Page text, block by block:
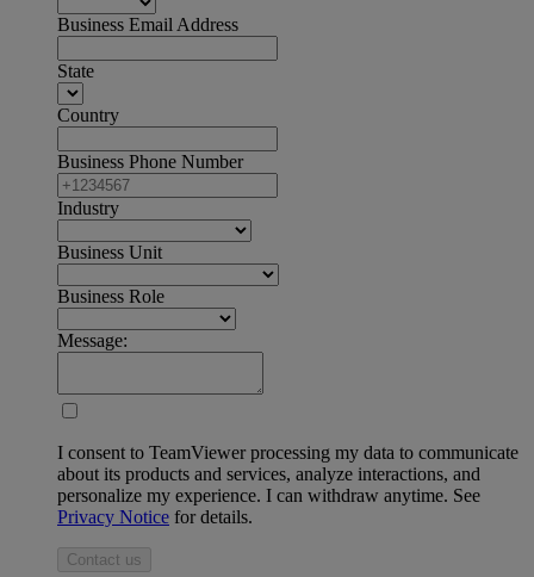
Business Email Address
State
Country
Business Phone Number
Industry
Business Unit
Business Role
Message:
I consent to TeamViewer processing my data to communicate
about its products and services, analyze interactions, and
personalize my experience. I can withdraw anytime. See
Privacy Notice for details.
Contact us